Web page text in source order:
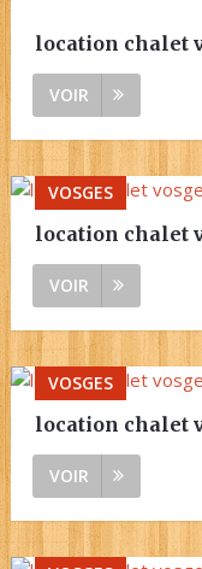
location chalet
VOIR
VOSGES
location chalet
VOIR
VOSGES
location chalet
VOIR